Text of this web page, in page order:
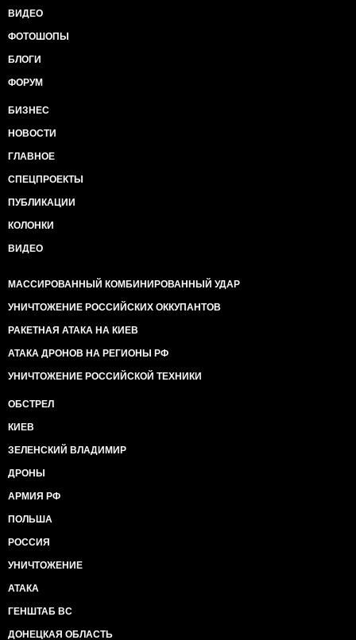
ВИДЕО
ФОТОШОПЫ
БЛОГИ
ФОРУМ
БИЗНЕС
НОВОСТИ
ГЛАВНОЕ
СПЕЦПРОЕКТЫ
ПУБЛИКАЦИИ
КОЛОНКИ
ВИДЕО
МАССИРОВАННЫЙ КОМБИНИРОВАННЫЙ УДАР
УНИЧТОЖЕНИЕ РОССИЙСКИХ ОККУПАНТОВ
РАКЕТНАЯ АТАКА НА КИЕВ
АТАКА ДРОНОВ НА РЕГИОНЫ РФ
УНИЧТОЖЕНИЕ РОССИЙСКОЙ ТЕХНИКИ
ОБСТРЕЛ
КИЕВ
ЗЕЛЕНСКИЙ ВЛАДИМИР
ДРОНЫ
АРМИЯ РФ
ПОЛЬША
РОССИЯ
УНИЧТОЖЕНИЕ
АТАКА
ГЕНШТАБ ВС
ДОНЕЦКАЯ ОБЛАСТЬ